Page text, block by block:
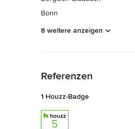
Bonn
8 weitere anzeigen
Referenzen
1 Houzz-Badge